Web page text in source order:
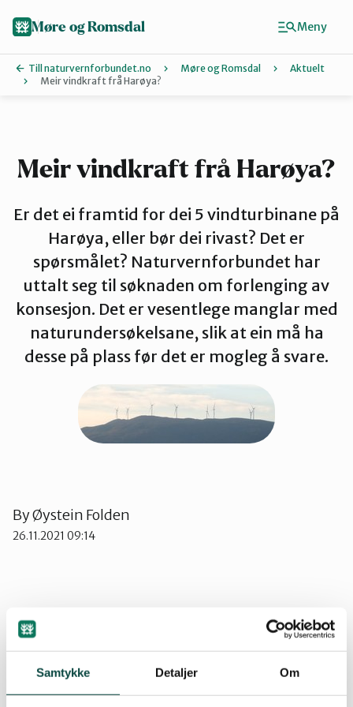
Samtykke Detaljer Om
Aure
Kristiansund og Averøy
Molde
Rauma
Møre og Romsdal
Till naturvernforbundet.no Møre og Romsdal
Aktuelt
Meir vindkraft frå Harøya?
Meir vindkraft frå Harøya?
Er det ei framtid for dei 5 vindturbinane på
Harøya, eller bør dei rivast? Det er
spørsmålet? Naturvernforbundet har
uttalt seg til søknaden om forlenging av
konsesjon. Det er vesentlege manglar med
naturundersøkelsane, slik at ein må ha
desse på plass før det er mogleg å svare.
ByØystein Folden
26.11.2021 09:14
på Harøya. Endringa er lita. Viss ein les alt, oppdagar ein også at dei
Naturvernforbundet meiner forlenginga av driftsperioden er det som